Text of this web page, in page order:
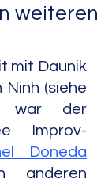
weiteren
mit Daunik
war der
Improv-
Doneda
anderen